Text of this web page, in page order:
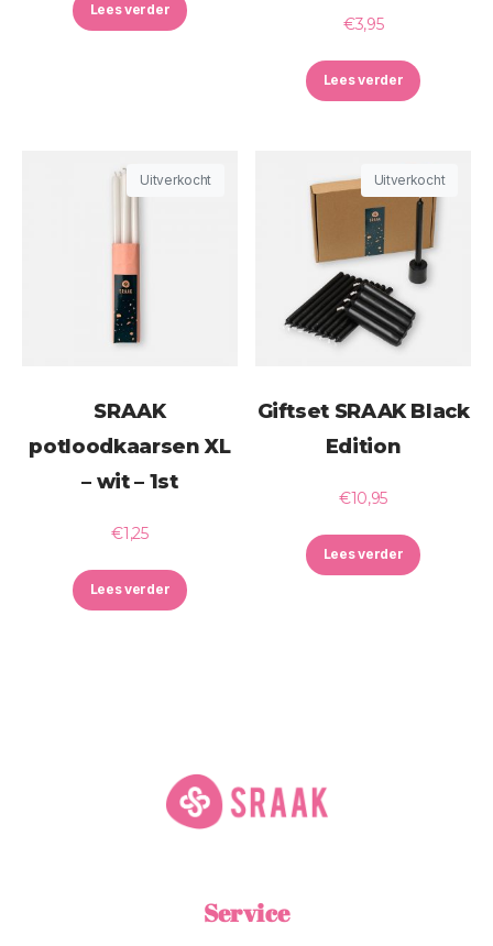
Lees verder
€3,95
Lees verder
Uitverkocht
SRAAK
potloodkaarsen XL
– wit – 1st
€1,25
Lees verder
Uitverkocht
Giftset SRAAK Black
Edition
€10,95
Lees verder
Service